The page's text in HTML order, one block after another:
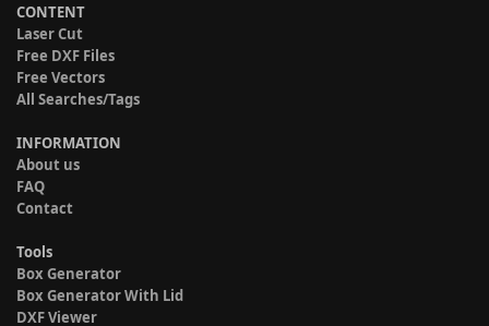
CONTENT
Laser Cut
Free DXF Files
Free Vectors
All Searches/Tags
INFORMATION
About us
FAQ
Contact
Tools
Box Generator
Box Generator With Lid
DXF Viewer